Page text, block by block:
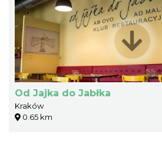
Od Jajka do Jabłka
Kraków
0.65 km